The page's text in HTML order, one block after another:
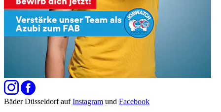
Bäder Düsseldorf aufInstagram und Facebook